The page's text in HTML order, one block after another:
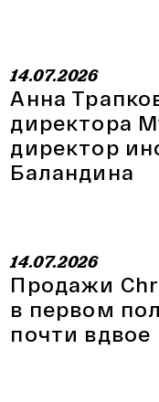
14.07.2026
Анна
директора
директор
Баландина
14.07.2026
Продажи
в первом
почти вдвое